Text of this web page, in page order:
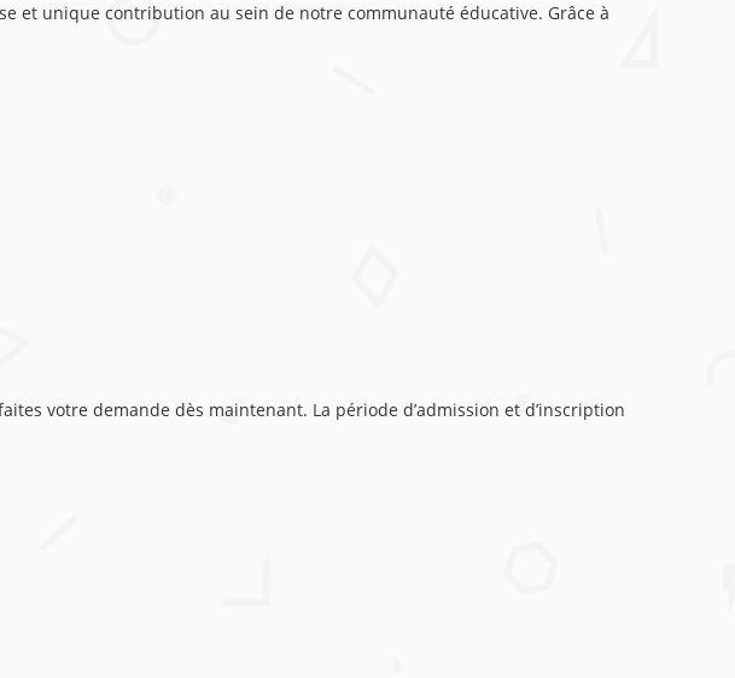
et unique contribution au sein de notre communauté éducative. Grâce à
votre demande dès maintenant. La période d’admission et d’inscription